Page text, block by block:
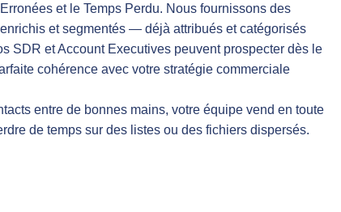
et le Temps Perdu. Nous fournissons des
et segmentés — déjà attribués et catégorisés
SDR et Account Executives peuvent prospecter dès le
cohérence avec votre stratégie commerciale
entre de bonnes mains, votre équipe vend en toute
de temps sur des listes ou des fichiers dispersés.